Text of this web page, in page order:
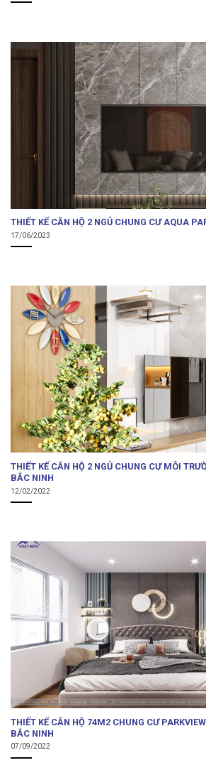
THIẾT KẾ CĂN HỘ 2 NGỦ CHUNG CƯ AQUA
17/06/2023
THIẾT KẾ CĂN HỘ 2 NGỦ CHUNG CƯ MÔI
BẮC NINH
12/02/2022
THIẾT KẾ CĂN HỘ 74M2 CHUNG CƯ
BẮC NINH
07/09/2022